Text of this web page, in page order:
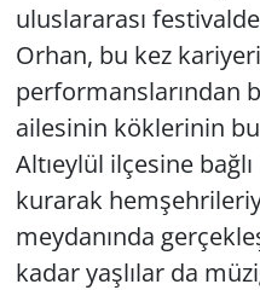
uluslararası
Orhan, bu kez
performanslarından
ailesinin köklerinin
Altıeylül ilçesine
kurarak
meydanında
kadar yaşlılar da